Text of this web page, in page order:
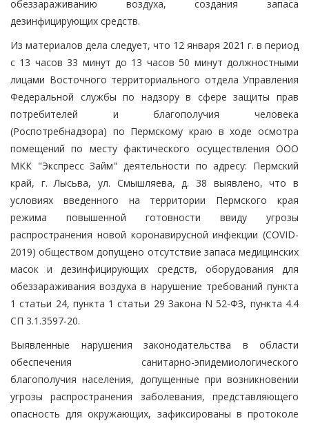
обеззараживанию воздуха, создания запаса
дезинфицирующих средств.
Из материалов дела следует, что 12 января 2021 г. в период
с 13 часов 33 минут до 13 часов 50 минут должностными
лицами Восточного территориального отдела Управления
Федеральной службы по надзору в сфере защиты прав
потребителей и благополучия человека
(Роспотребнадзора) по Пермскому краю в ходе осмотра
помещений по месту фактического осуществления ООО
МКК "Экспресс Займ" деятельности по адресу: Пермский
край, г. Лысьва, ул. Смышляева, д. 38 выявлено, что в
условиях введенного на территории Пермского края
режима повышенной готовности ввиду угрозы
распространения новой коронавирусной инфекции (COVID-
2019) обществом допущено отсутствие запаса медицинских
масок и дезинфицирующих средств, оборудования для
обеззараживания воздуха в нарушение требований пункта
1 статьи 24, пункта 1 статьи 29 Закона N 52-ФЗ, пункта 4.4
СП 3.1.3597-20.
Выявленные нарушения законодательства в области
обеспечения санитарно-эпидемиологического
благополучия населения, допущенные при возникновении
угрозы распространения заболевания, представляющего
опасность для окружающих, зафиксированы в протоколе